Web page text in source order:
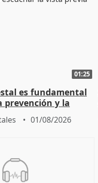
01:25
es fundamental
prevención y la
a incendios
01/08/2026